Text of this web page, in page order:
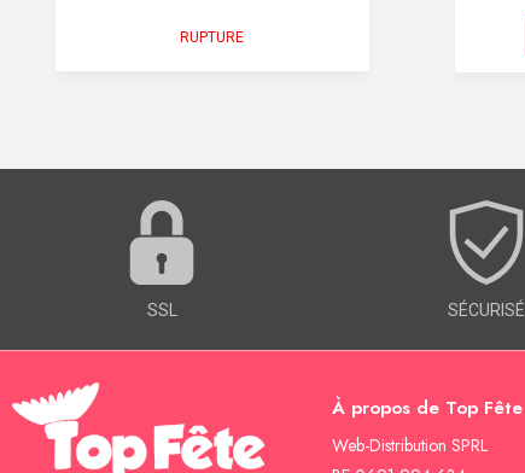
RUPTURE
SSL SÉCURISÉ
À propos de Top Fête
Web-Distribution SPRL